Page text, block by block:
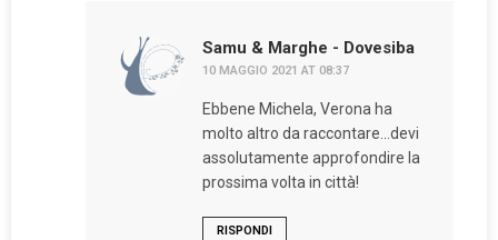
Samu & Marghe - Dovesiba
10 MAGGIO 2021 AT 08:37
Ebbene Michela, Verona ha
molto altro da raccontare…devi
assolutamente approfondire la
prossima volta in città!
RISPONDI